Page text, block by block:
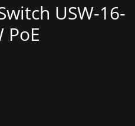
USW-16-
PoE